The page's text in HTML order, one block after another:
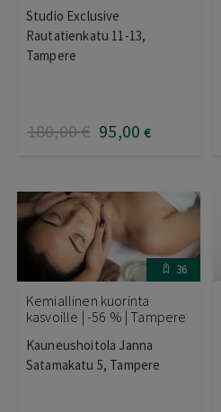
Studio Exclusive
Rautatienkatu 11-13,
Tampere
180,00€ 95,00 €
36
Kemiallinen kuorinta
kasvoille | -56 % | Tampere
Kauneushoitola Janna
Satamakatu 5, Tampere